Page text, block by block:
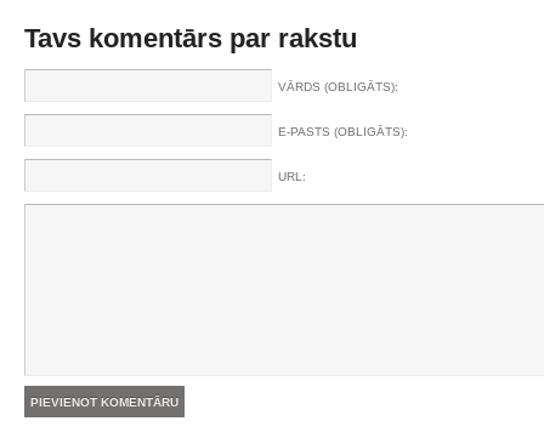
Tavs komentārs par rakstu
VĀRDS (OBLIGĀTS):
E-PASTS (OBLIGĀTS):
URL: